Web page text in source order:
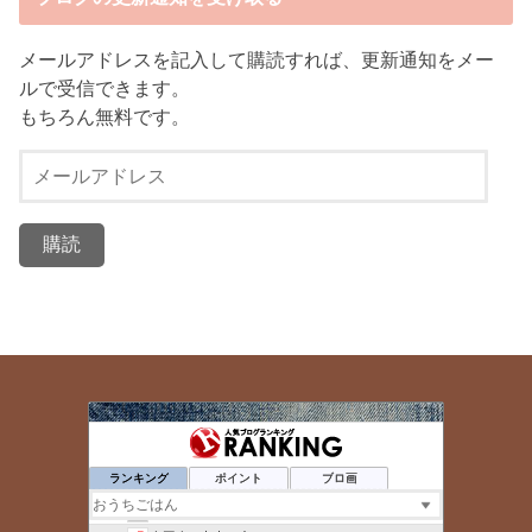
メールアドレスを記入して購読すれば、更新通知をメー
ルで受信できます。
もちろん無料です。
ル
ランキング ポイント ブロ画
ひだまり主婦ブログ
命短し食せよカロリー
333位 貧乏な闘病日記 - 楽天ブログ
334位 静岡明男のブログ